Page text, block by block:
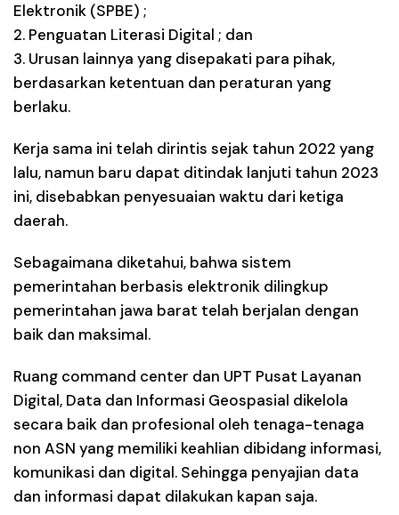
Elektronik (SPBE) ;
2. Penguatan Literasi Digital ; dan
3. Urusan lainnya yang disepakati para pihak,
berdasarkan ketentuan dan peraturan yang
berlaku.
Kerja sama ini telah dirintis sejak tahun 2022 yang
lalu, namun baru dapat ditindak lanjuti tahun 2023
ini, disebabkan penyesuaian waktu dari ketiga
daerah.
Sebagaimana diketahui, bahwa sistem
pemerintahan berbasis elektronik dilingkup
pemerintahan jawa barat telah berjalan dengan
baik dan maksimal.
Ruang command center dan UPT Pusat Layanan
Digital, Data dan Informasi Geospasial dikelola
secara baik dan profesional oleh tenaga-tenaga
non ASN yang memiliki keahlian dibidang informasi,
komunikasi dan digital. Sehingga penyajian data
dan informasi dapat dilakukan kapan saja.